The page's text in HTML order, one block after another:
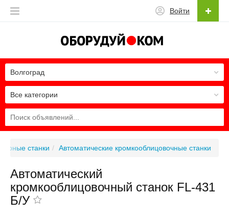
Войти
Все категории
Волгоград
станки Автоматические кромкооблицовочные станки
Автоматический
кромкооблицовочный станок FL-431
Б/У